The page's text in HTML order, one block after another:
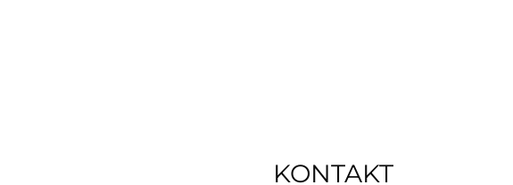
KONTAKT